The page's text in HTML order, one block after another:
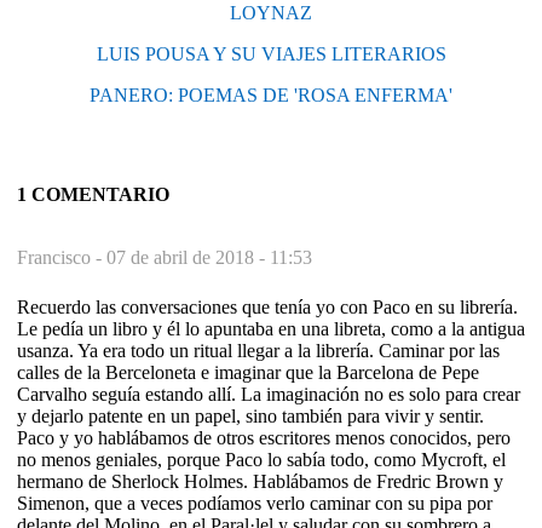
LOYNAZ
LUIS POUSA Y SU VIAJES LITERARIOS
PANERO: POEMAS DE 'ROSA ENFERMA'
1 COMENTARIO
Francisco - 07 de abril de 2018 - 11:53
Recuerdo las conversaciones que tenía yo con Paco en su librería.
Le pedía un libro y él lo apuntaba en una libreta, como a la antigua
usanza. Ya era todo un ritual llegar a la librería. Caminar por las
calles de la Berceloneta e imaginar que la Barcelona de Pepe
Carvalho seguía estando allí. La imaginación no es solo para crear
y dejarlo patente en un papel, sino también para vivir y sentir.
Paco y yo hablábamos de otros escritores menos conocidos, pero
no menos geniales, porque Paco lo sabía todo, como Mycroft, el
hermano de Sherlock Holmes. Hablábamos de Fredric Brown y
Simenon, que a veces podíamos verlo caminar con su pipa por